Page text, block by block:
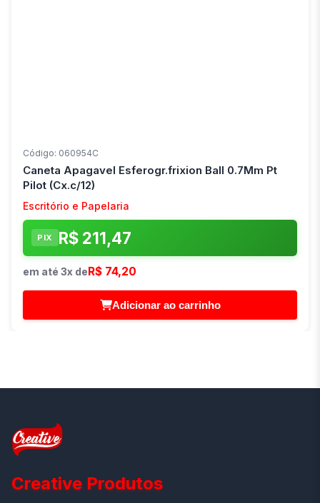
Código: 060954C
Caneta Apagavel Esferogr.frixion Ball 0.7Mm Pt
Pilot (Cx.c/12)
Escritório e Papelaria
PIX R$ 211,47
em até 3x deR$ 74,20
Adicionar ao carrinho
Creative Produtos